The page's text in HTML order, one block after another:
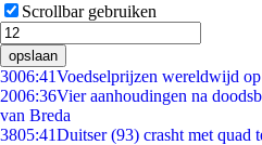
Scrollbar gebruiken
opslaan
3006:41Voedselprijzen wereldwijd
2006:36Vier aanhoudingen na
van Breda
3805:41Duitser (93) crasht met quad